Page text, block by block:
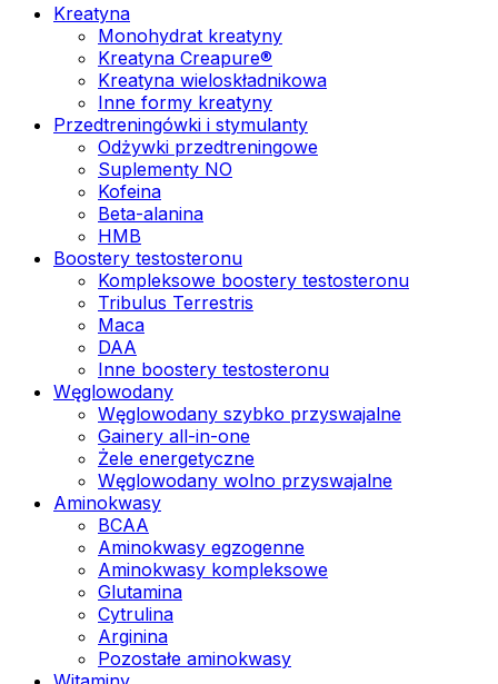
Kreatyna
Monohydrat kreatyny
Kreatyna Creapure®
Kreatyna wieloskładnikowa
Inne formy kreatyny
Przedtreningówki i stymulanty
Odżywki przedtreningowe
Suplementy NO
Kofeina
Beta-alanina
HMB
Boostery testosteronu
Kompleksowe boostery testosteronu
Tribulus Terrestris
Maca
DAA
Inne boostery testosteronu
Węglowodany
Węglowodany szybko przyswajalne
Gainery all-in-one
Żele energetyczne
Węglowodany wolno przyswajalne
Aminokwasy
BCAA
Aminokwasy egzogenne
Aminokwasy kompleksowe
Glutamina
Cytrulina
Arginina
Pozostałe aminokwasy